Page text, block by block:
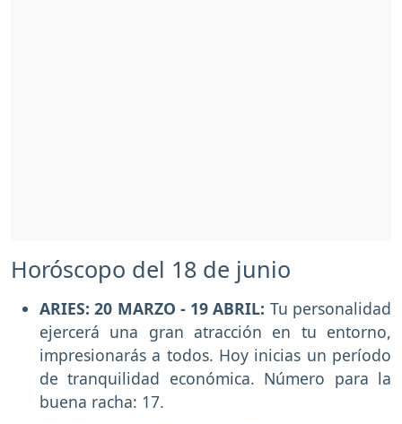
Horóscopo del 18 de junio
ARIES: 20 MARZO - 19 ABRIL: Tu personalidad
ejercerá una gran atracción en tu entorno,
impresionarás a todos. Hoy inicias un período
de tranquilidad económica. Número para la
buena racha: 17.